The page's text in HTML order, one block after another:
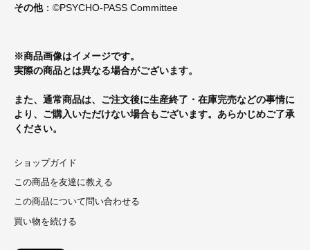
その他：©PSYCHO-PASS Committee
※商品画像はイメージです。
実際の商品とは異なる場合がございます。
また、通常商品は、ご注文後に生産終了・在庫完売などの事情に
より、ご購入いただけない場合もございます。あらかじめご了承
ください。
ショップガイド
この商品を友達に教える
この商品について問い合わせる
買い物を続ける